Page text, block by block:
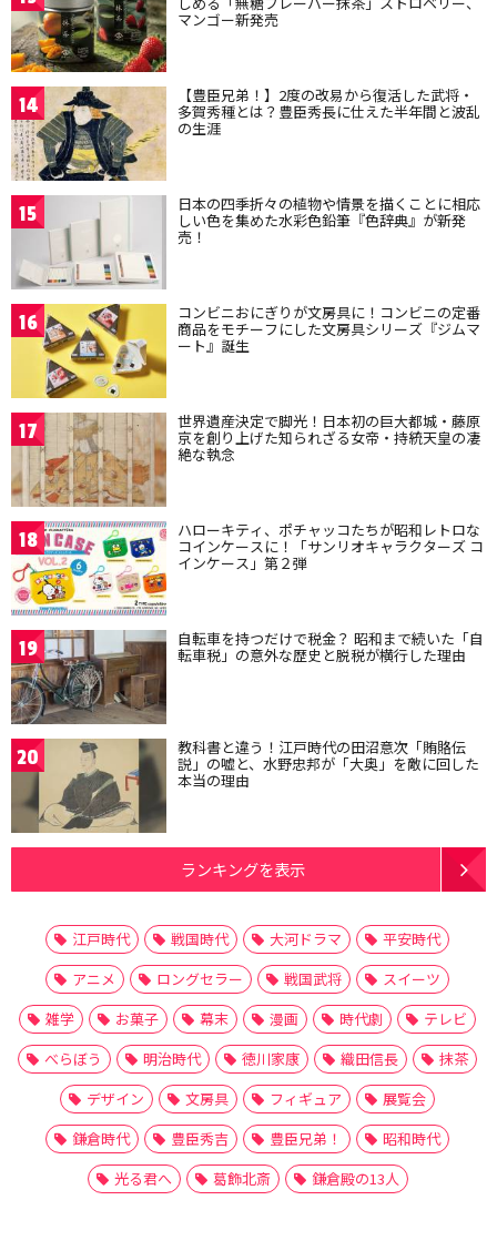
マンゴー新発売
14 【豊臣兄弟！】2度の改易から復活した武将・
多賀秀種とは？豊臣秀長に仕えた半年間と波乱
の生涯
15 日本の四季折々の植物や情景を描くことに相応
しい色を集めた水彩色鉛筆『色辞典』が新発
売！
16 コンビニおにぎりが文房具に！コンビニの定番
商品をモチーフにした文房具シリーズ『ジムマ
ート』誕生
17 世界遺産決定で脚光！日本初の巨大都城・藤原
京を創り上げた知られざる女帝・持統天皇の凄
絶な執念
18 ハローキティ、ポチャッコたちが昭和レトロな
コインケースに！「サンリオキャラクターズ コ
インケース」第２弾
19 自転車を持つだけで税金？ 昭和まで続いた「自
転車税」の意外な歴史と脱税が横行した理由
20 教科書と違う！江戸時代の田沼意次「賄賂伝
説」の嘘と、水野忠邦が「大奥」を敵に回した
本当の理由
ランキングを表示
江戸時代 戦国時代 大河ドラマ
平安時代
アニメ
ロングセラー 戦国武将
スイーツ
雑学
お菓子 幕末 漫画 時代劇
テレビ
べらぼう
明治時代 徳川家康 織田信長
抹茶
デザイン
文房具 フィギュア
展覧会
鎌倉時代
豊臣秀吉 豊臣兄弟！
昭和時代
光る君へ
葛飾北斎 鎌倉殿の13人